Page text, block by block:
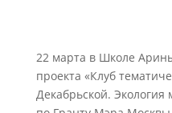
22 марта в Школе
проекта «Клуб
Декабрьской. Экология